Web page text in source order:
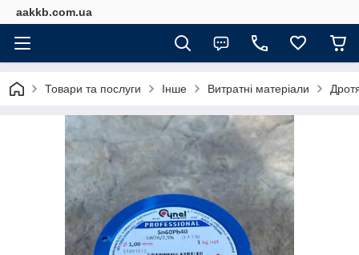
aakkb.com.ua
Товари та послуги Інше Витратні матеріали